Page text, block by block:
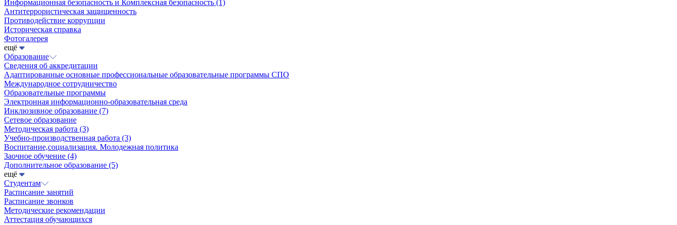
Информационная безопасность и Комплексная безопасность (1)
Антитеррористическая защищенность
Противодействие коррупции
Историческая справка
Фотогалерея
ещё
Образование
Сведения об аккредитации
Адаптированные основные профессиональные образовательные программы СПО
Международное сотрудничество
Образовательные программы
Электронная информационно-образовательная среда
Инклюзивное образование (7)
Сетевое образование
Методическая работа (3)
Учебно-производственная работа (3)
Воспитание,социализация. Молодежная политика
Заочное обучение (4)
Дополнительное образование (5)
ещё
Студентам
Расписание занятий
Расписание звонков
Методические рекомендации
Аттестация обучающихся